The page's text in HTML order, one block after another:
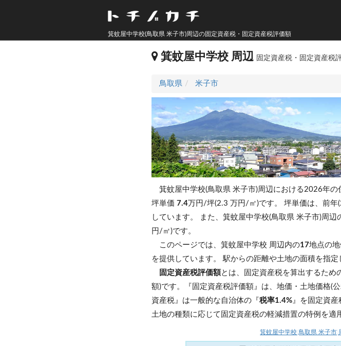
箕蚊屋中学校(鳥取県 米子市)周辺の固定資産税・固定資産税評価額
箕蚊屋中学校 周辺 固定資産税・固定資産税
鳥取県 米子市
箕蚊屋中学校(鳥取県 米子市)周辺における2026年の
坪単価 7.4万円/坪(2.3 万円/㎡)です。坪単価は、前年
しています。
また、箕蚊屋中学校(鳥取県 米子市)周辺
円/㎡)です。
このページでは、箕蚊屋中学校 周辺内の17地点の
を提供しています。 駅からの距離や土地の面積を指定
固定資産税評価額 とは、固定資産税を算出するため
額)です。『固定資産税評価額』は、地価・土地価格(公
資産税』は一般的な自治体の『税率1.4%』を固定資
土地の種類に応じて固定資産税の軽減措置の特例を適
箕蚊屋中学校(鳥取県 米子市)